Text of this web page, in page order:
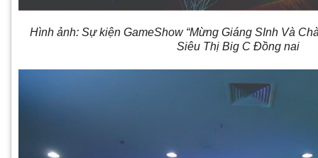
Hình ảnh: Sự kiện GameShow “Mừng Giáng SInh Và
Siêu Thị Big C Đồng nai